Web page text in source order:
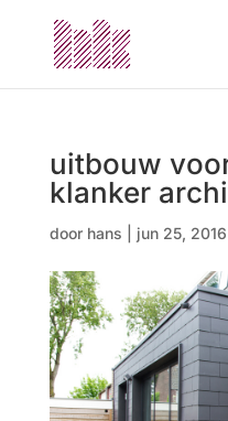
uitbouw
klanker
door hans jun 25, 2016